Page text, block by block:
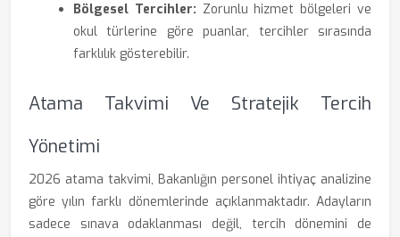
Bölgesel Tercihler: Zorunlu hizmet bölgeleri ve
okul türlerine göre puanlar, tercihler sırasında
farklılık gösterebilir.
Atama Takvimi Ve Stratejik Tercih
Yönetimi
2026 atama takvimi, Bakanlığın personel ihtiyaç analizine
göre yılın farklı dönemlerinde açıklanmaktadır. Adayların
sadece sınava odaklanması değil, tercih dönemini de